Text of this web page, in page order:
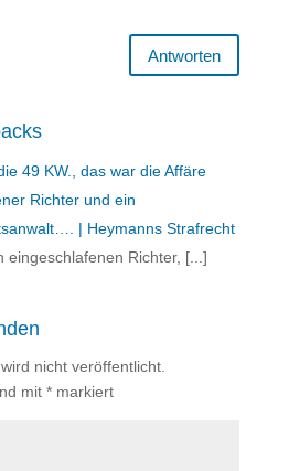
Antworten
49 KW., das war die Affäre
Richter und ein
| Heymanns Strafrecht
eingeschlafenen Richter, [...]
nicht veröffentlicht.
mit *markiert